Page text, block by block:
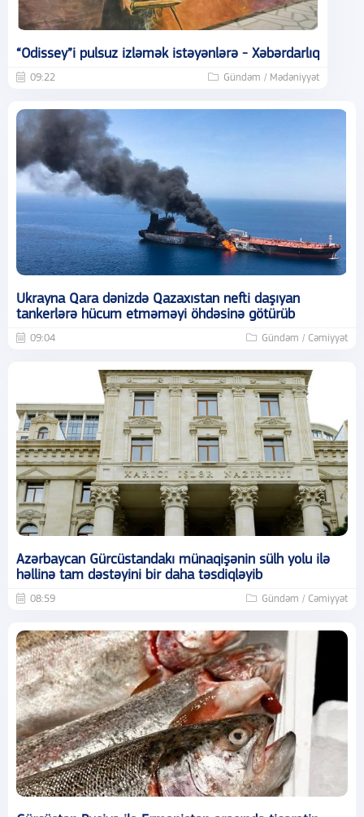
“Odissey”i pulsuz izləmək istəyənlərə - Xəbərdarlıq
09:22 Gündəm / Mədəniyyət
Ukrayna Qara dənizdə Qazaxıstan nefti daşıyan
tankerlərə hücum etməməyi öhdəsinə götürüb
09:04 Gündəm / Cəmiyyət
Azərbaycan Gürcüstandakı münaqişənin sülh yolu ilə
həllinə tam dəstəyini bir daha təsdiqləyib
08:59 Gündəm / Cəmiyyət